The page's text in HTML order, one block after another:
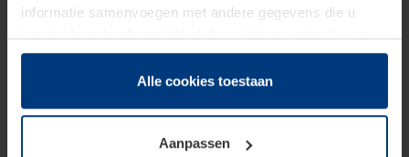
informatie samenvoegen met andere gegevens die u
hun diensten hebben verzameld.
Juridisch hebben wij het recht om cookies op uw
van deze pagina's absoluut vereist is. Voor alle andere
soorten cookies is uw toestemming benodigd. Uw
Alle cookies toestaan
Aanpassen